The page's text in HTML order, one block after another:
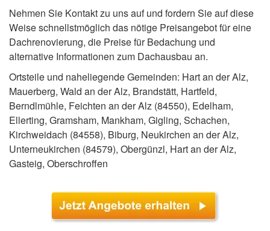
Nehmen Sie Kontakt zu uns auf und fordern Sie auf diese
Weise schnellstmöglich das nötige Preisangebot für eine
Dachrenovierung, die Preise für Bedachung und
alternative Informationen zum Dachausbau an.
Ortsteile und naheliegende Gemeinden: Hart an der Alz,
Mauerberg, Wald an der Alz, Brandstätt, Hartfeld,
Berndlmühle, Feichten an der Alz (84550), Edelham,
Ellerting, Gramsham, Mankham, Gigling, Schachen,
Kirchweidach (84558), Biburg, Neukirchen an der Alz,
Unterneukirchen (84579), Obergünzl, Hart an der Alz,
Gasteig, Oberschroffen